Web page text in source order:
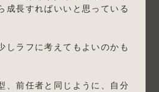
成長すればいいと思っている
しラフに考えてもよいのかも
、前任者と同じように、自分